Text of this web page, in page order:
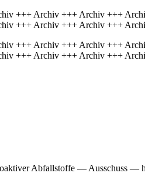
+++ Archiv +++ Archiv +++
+++ Archiv +++ Archiv +++
+++ Archiv +++ Archiv +++
+++ Archiv +++ Archiv +++
Abfallstoffe — Ausschuss —